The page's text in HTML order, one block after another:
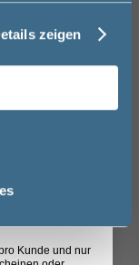
zeigen
Kunde und nur